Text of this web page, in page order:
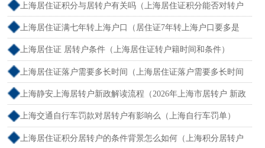
户）
上海居住证积分与居转户有关吗（上海居住证积分能否对转户
口）
上海居住证满七年转上海户口（居住证7年转上海户口要多是
连续还是累计）
上海居住证 居转户条件（上海居住证转户籍时间和条件）
上海居住证落户需要多长时间（上海居住证落户需要多长时间
办好）
上海静安上海居转户新政解读流程（2026年上海市居转户 新政
速度）
上海交通自行车罚款对居转户有影响么（上海自行车罚单）
上海居住证积分居转户的条件背景怎么如何（上海积分居转户